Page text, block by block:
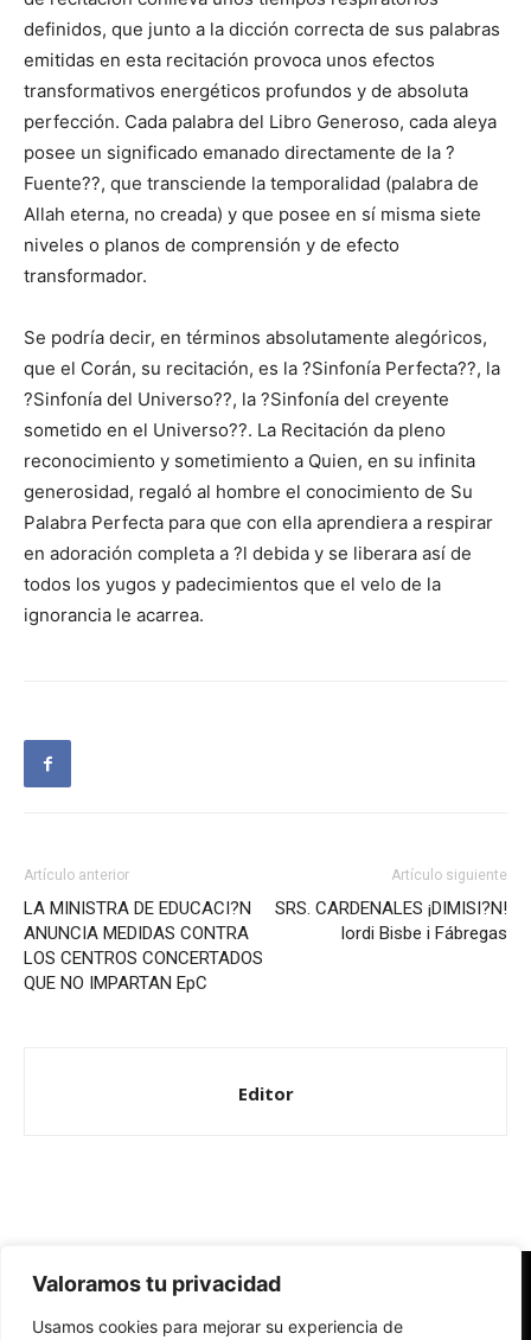
Valoramos tu privacidad
Usamos cookies para mejorar su experiencia de
definidos, que junto a la dicción correcta de sus palabras
emitidas en esta recitación provoca unos efectos
transformativos energéticos profundos y de absoluta
perfección. Cada palabra del Libro Generoso, cada aleya
posee un significado emanado directamente de la ?
Fuente??, que transciende la temporalidad (palabra de
Allah eterna, no creada) y que posee en sí misma siete
niveles o planos de comprensión y de efecto
transformador.
Se podría decir, en términos absolutamente alegóricos,
que el Corán, su recitación, es la ?Sinfonía Perfecta??, la
?Sinfonía del Universo??, la ?Sinfonía del creyente
sometido en el Universo??. La Recitación da pleno
reconocimiento y sometimiento a Quien, en su infinita
generosidad, regaló al hombre el conocimiento de Su
Palabra Perfecta para que con ella aprendiera a respirar
en adoración completa a ?l debida y se liberara así de
todos los yugos y padecimientos que el velo de la
ignorancia le acarrea.
Artículo anterior
LA MINISTRA DE EDUCACI?N
ANUNCIA MEDIDAS CONTRA
LOS CENTROS CONCERTADOS
QUE NO IMPARTAN EpC
Artículo siguiente
SRS. CARDENALES ¡DIMISI?N!
Iordi Bisbe i Fábregas
Editor
Redes Cristianas
Una mirada alternativa sobre la Iglesia católica y la sociedad